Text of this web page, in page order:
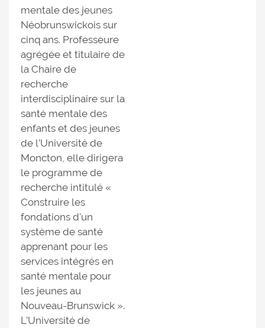
mentale des jeunes
Néobrunswickois sur
cinq ans. Professeure
agrégée et titulaire de
la Chaire de
recherche
interdisciplinaire sur la
santé mentale des
enfants et des jeunes
de l’Université de
Moncton, elle dirigera
le programme de
recherche intitulé «
Construire les
fondations d'un
système de santé
apprenant pour les
services intégrés en
santé mentale pour
les jeunes au
Nouveau-Brunswick ».
L’Université de